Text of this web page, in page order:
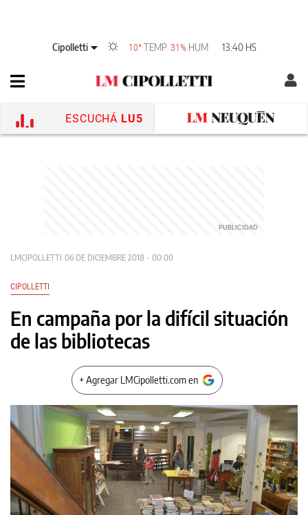
Cipolletti 10° TEMP 31% HUM 13:40 HS
ESCUCHÁ LU5
LMCIPOLLETTI 06 DE DICIEMBRE 2018 - 00:00
CIPOLLETTI
En campaña por la difícil situación
de las bibliotecas
+ Agregar LMCipolletti.com en